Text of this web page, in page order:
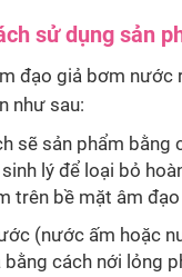
sử dụng sản
đạo giả bơm nước
như sau:
sẽ sản phẩm bằng
lý để loại bỏ
trên bề mặt âm
(nước ấm hoặc
bằng cách nới lỏng